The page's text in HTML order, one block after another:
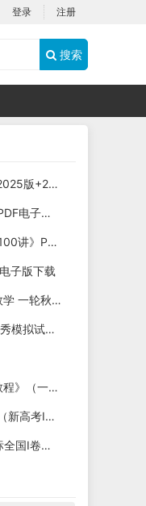
登录 注册
搜索
一数-高中数学一本通-必修1（2025版+2026版）PDF下载
2026版《高考必刷题合订本》PDF电子版下载
2025+2026版《高考数学必刷100讲》PDF电子版下载
子版下载
赵礼显 高中数学 2026年高一数学 一轮秋季班
天星教育《金考卷·2026高考优秀模拟试卷汇编45套 (全国版) 》
浙大优学《高中数学竞赛培优教程》（一试+二试）电子版下载打印
2026年全国统一高考数学试卷（新高考Ⅰ卷）PDF电子版下载
（网络+收集版）2024年新课标全国Ⅰ卷数学高考真题文档版（含答案）